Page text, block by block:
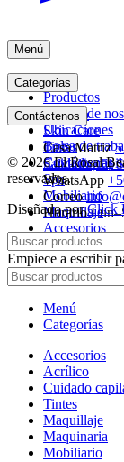
Menú
Inicio
Productos
Acerca de
Ubicaciones
Bolsa de
Contáctenos
Categorías
Acrílico
Skin Care
Tintes
Cuidado
Spa
Mobiliario
Maquillaje
Accesorios
Contáctenos
Casa Matriz
Salvador, El
WhatsApp
Correo
Horario
© 2026 El Rosal
reservados.
Diseñado porClick
Empiece a escribir
Menú
Categorías
Accesorios
Acrílico
Cuidado
Tintes
Maquillaje
Maquinaria
Mobiliario